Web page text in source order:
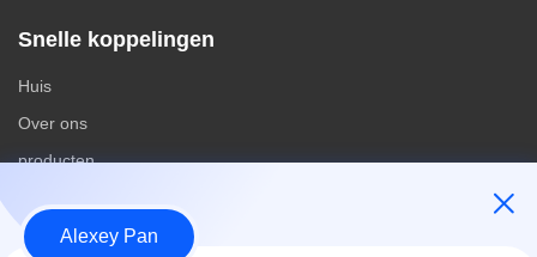
Snelle koppelingen
Huis
Over ons
producten
Alexey Pan